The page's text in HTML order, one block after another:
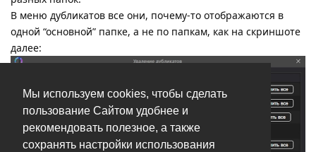
Мы используем cookies, чтобы сделать
пользование Сайтом удобнее и
рекомендовать полезное, а также
сохранять настройки использования
В меню дубликатов все они, почему-то отображаются в
одной “основной” папке, а не по папкам, как на скриншоте
далее: